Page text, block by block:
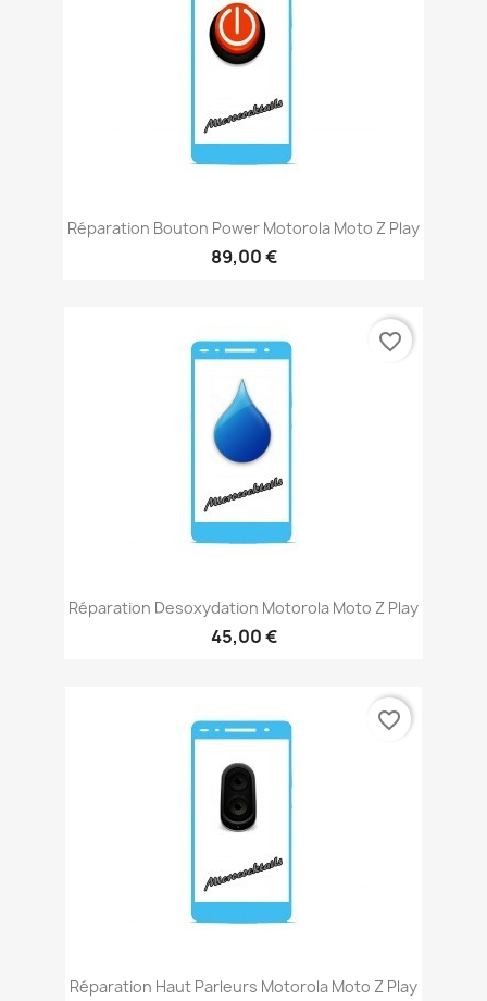
Réparation Bouton Power Motorola Moto Z Play
89,00 €
Réparation Desoxydation Motorola Moto Z Play
45,00 €
favorite_border
Réparation Haut Parleurs Motorola Moto Z Play
favorite_border